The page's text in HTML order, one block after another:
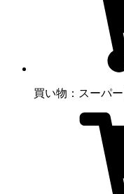
買い物：スーパー